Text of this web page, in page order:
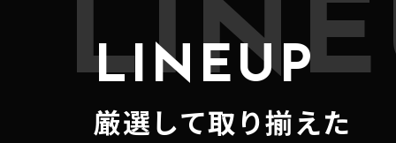
LINEUP
厳選して取り揃えた